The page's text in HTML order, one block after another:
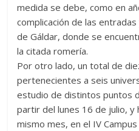
medida se debe, como en
complicación de las
de Gáldar, donde se
la citada romería.
Por otro lado, un total de
pertenecientes a seis
estudio de distintos puntos
partir del lunes 16 de julio, y
mismo mes, en el IV